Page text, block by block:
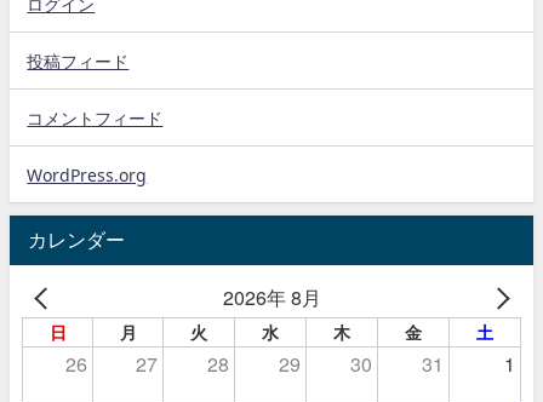
投稿フィード
コメントフィード
WordPress.org
カレンダー
2026年 8月
日 月 火 水 木 金 土
26 27 28 29 30 31 1